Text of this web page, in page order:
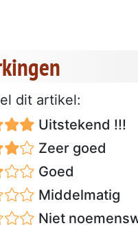
dit artikel:
Uitstekend !!!
Zeer goed
Goed
Middelmatig
Niet